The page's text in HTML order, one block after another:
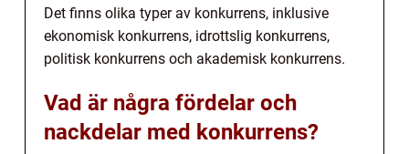
Det finns olika typer av konkurrens, inklusive
ekonomisk konkurrens, idrottslig konkurrens,
politisk konkurrens och akademisk konkurrens.
Vad är några fördelar och
nackdelar med konkurrens?